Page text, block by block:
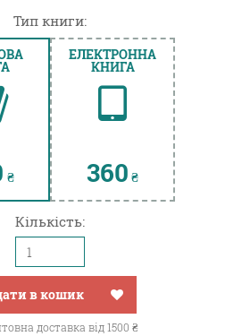
Тип книги:
₴
ЕЛЕКТРОННА
КНИГА
360 ₴
Кількість:
в кошик
доставка від 1500 ₴